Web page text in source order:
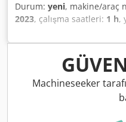
Durum: yeni, makine/araç
2023, çalışma saatleri: 1 h,
4.750
mm, yük merkezi:500 mm
, inşaat yüksekliği:
çatalların uzunluğu:1.200
arka lastik boyutu:15x4,5-8
5069976 Seri Numarası:
Ah Eof Akü Detayları: 48V
Machineseeker